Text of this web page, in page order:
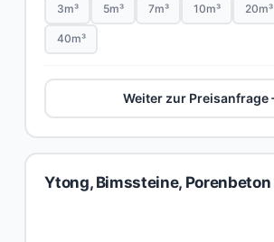
3m³ 5m³ 7m³ 10m³ 20m³
40m³
Weiter zur Preisanfrage
Ytong, Bimssteine, Porenbeton